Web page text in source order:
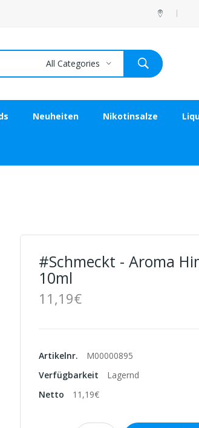
All Categories
Neuheiten Nikotinsalze
#Schmeckt - Aroma
10ml
11,19€
Artikelnr.
M00000895
Verfügbarkeit
Lagernd
Netto
11,19€